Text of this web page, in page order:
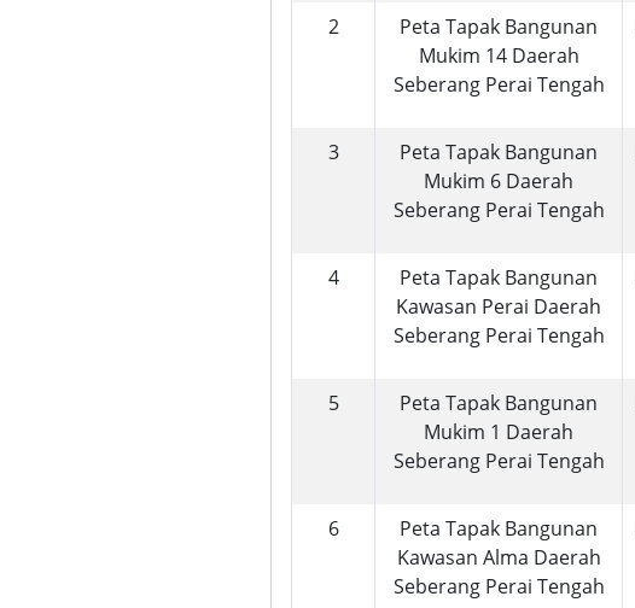
2
Peta Tapak Bangunan
Mukim 14 Daerah
Seberang Perai Tengah
3
Peta Tapak Bangunan
Mukim 6 Daerah
Seberang Perai Tengah
4
Peta Tapak Bangunan
Kawasan Perai Daerah
Seberang Perai Tengah
5
Peta Tapak Bangunan
Mukim 1 Daerah
Seberang Perai Tengah
6
Peta Tapak Bangunan
Kawasan Alma Daerah
Seberang Perai Tengah